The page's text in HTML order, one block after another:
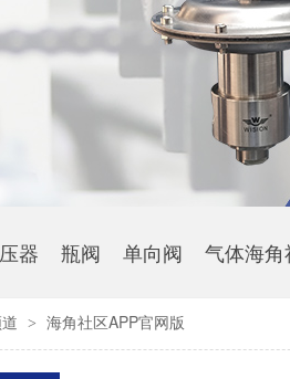
器 瓶阀 单向阀 气体海
> 海角社区APP官网版